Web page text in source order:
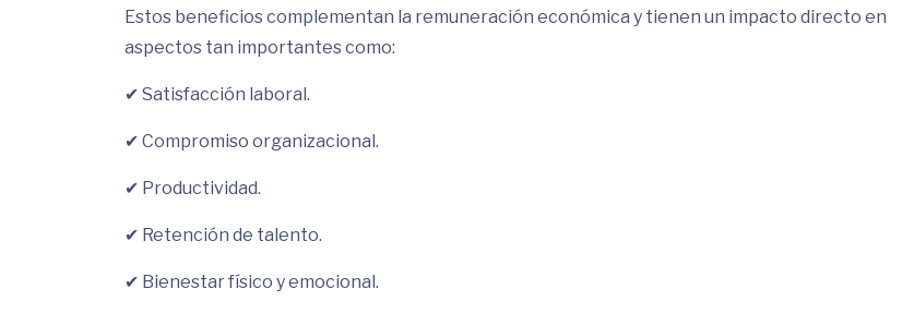
Estos beneficios complementan la remuneración económica y tienen un impacto directo en
aspectos tan importantes como:
✔ Satisfacción laboral.
✔ Compromiso organizacional.
✔ Productividad.
✔ Retención de talento.
✔ Bienestar físico y emocional.